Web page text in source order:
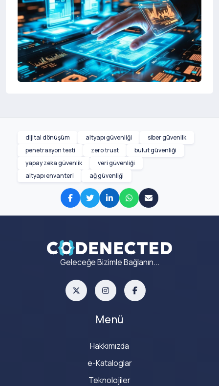
dijital dönüşüm altyapı güvenliği
siber güvenlik
penetrasyon testi
zero trust
bulut güvenliği
yapay zeka güvenlik
veri güvenliği
altyapı envanteri
ağ güvenliği
Geleceğe Bizimle Bağlanın...
Menü
Hakkımızda
e-Kataloglar
Teknolojiler